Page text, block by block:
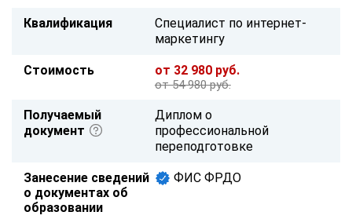
Квалификация
Специалист по интернет-
маркетингу
Стоимость от 32 980 руб.
от 54 980 руб.
Получаемый
документ
Диплом о
профессиональной
переподготовке
Занесение сведений
о документах об
образовании
ФИС ФРДО